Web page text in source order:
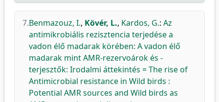
7.Benmazouz, I., Kövér, L., Kardos, G.: Az
antimikrobiális rezisztencia terjedése a
vadon élő madarak körében: A vadon élő
madarak mint AMR-rezervoárok és -
terjesztők: Irodalmi áttekintés = The rise of
Antimicrobial resistance in Wild birds :
Potential AMR sources and Wild birds as